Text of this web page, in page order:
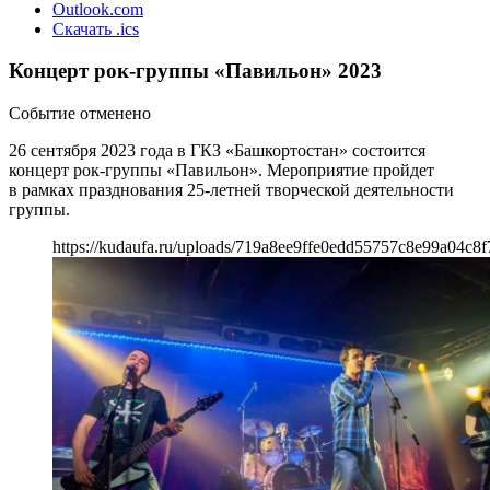
Outlook.com
Скачать .ics
Концерт рок-группы «Павильон» 2023
Событие отменено
26 сентября 2023 года в ГКЗ «Башкортостан» состоится
концерт рок-группы «Павильон». Мероприятие пройдет
в рамках празднования 25-летней творческой деятельности
группы.
https://kudaufa.ru/uploads/